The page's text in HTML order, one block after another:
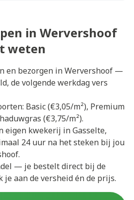
in Wervershoof
weten
en bezorgen in Wervershoof —
de volgende werkdag vers
Basic (€3,05/m²), Premium
(€3,75/m²).
eigen kwekerij in Gasselte,
24 uur na het steken bij jou
— je bestelt direct bij de
je aan de versheid én de prijs.